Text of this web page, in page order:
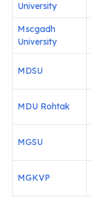
University
Mscgadh
University
MDSU
MDU Rohtak
MGSU
MGKVP